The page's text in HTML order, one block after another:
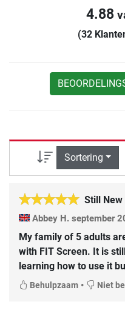
4.88
(32
Sortering
Still New
Abbey H. september
My family of 5 adults
with FIT Screen. It is
learning how to use it
Behulpzaam • Niet